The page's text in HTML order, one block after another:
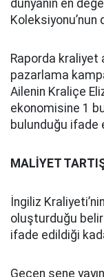
dünyanın en
Koleksiyonu’nun
Raporda kraliyet
pazarlama
Ailenin Kraliçe
ekonomisine 1
bulunduğu ifade
MALİYET
İngiliz
oluşturduğu
ifade edildiği
Geçen sene